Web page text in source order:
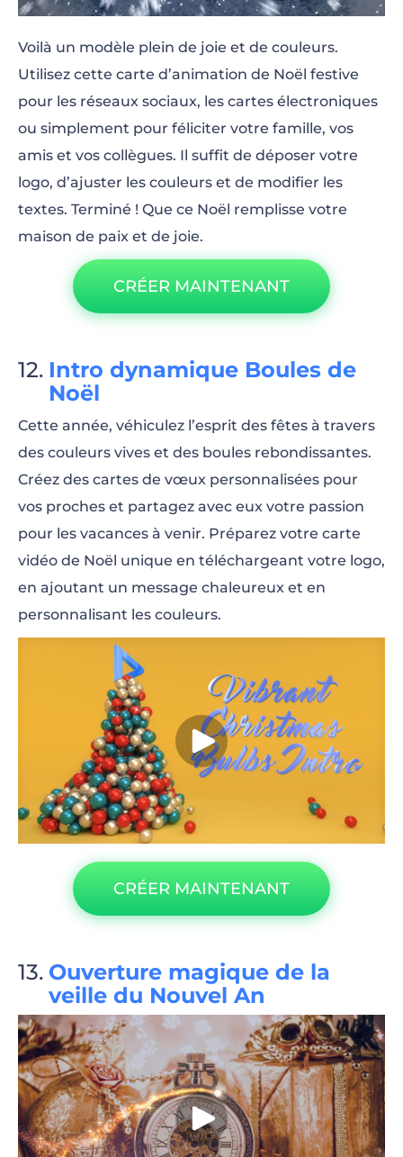
Voilà un modèle plein de joie et de couleurs.
Utilisez cette carte d’animation de Noël festive
pour les réseaux sociaux, les cartes électroniques
ou simplement pour féliciter votre famille, vos
amis et vos collègues. Il suffit de déposer votre
logo, d’ajuster les couleurs et de modifier les
textes. Terminé ! Que ce Noël remplisse votre
maison de paix et de joie.
CRÉER MAINTENANT
Intro dynamique Boules de
Noël
Cette année, véhiculez l’esprit des fêtes à travers
des couleurs vives et des boules rebondissantes.
Créez des cartes de vœux personnalisées pour
vos proches et partagez avec eux votre passion
pour les vacances à venir. Préparez votre carte
vidéo de Noël unique en téléchargeant votre logo,
en ajoutant un message chaleureux et en
personnalisant les couleurs.
CRÉER MAINTENANT
Ouverture magique de la
veille du Nouvel An